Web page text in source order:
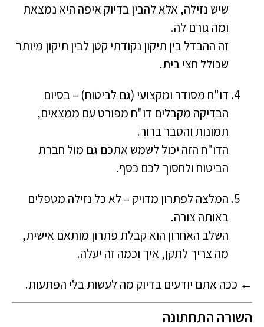
שיש נזילה, אלא להבין בדיוק איפה היא נמצאת
ומה גורם לה.
זה ההבדל בין תיקון נקודתי קטן לבין תיקון מיותר
שכולל חצי בית.
דו"ח מסודר ומקצועי (גם לביטוח) – בסיום
הבדיקה מקבלים דו"ח מפורט עם ממצאים,
תמונות והסבר ברור.
הדו"ח הזה יכול לשמש אתכם גם מול חברת
הביטוח ולחסוך לכם כסף.
המלצה לפתרון מדויק – לא כל נזילה מטפלים
באותה צורה.
השלב האחרון הוא קבלת פתרון מותאם אישית,
מה צריך לתקן, איך וכמה זה יעלה.
← ככה אתם יודעים בדיוק מה לעשות בלי הפתעות.
השורה התחתונה